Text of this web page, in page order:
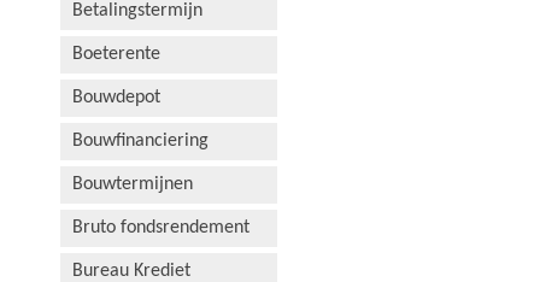
Betalingstermijn
Boeterente
Bouwdepot
Bouwfinanciering
Bouwtermijnen
Bruto fondsrendement
Bureau Krediet